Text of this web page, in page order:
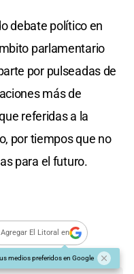
debate político en
parlamentario
por pulseadas de
más de
referidas a la
por tiempos que no
para el futuro.
El Litoral en
medios preferidos en Google